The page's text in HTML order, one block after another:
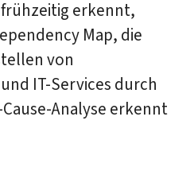
erkennt,
Map, die
von
IT-Services durch
Analyse erkennt